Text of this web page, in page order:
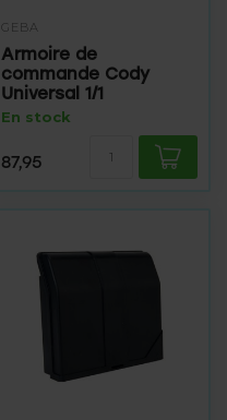
GEBA
Armoire de
commande Cody
Universal 1/1
En stock
87,95